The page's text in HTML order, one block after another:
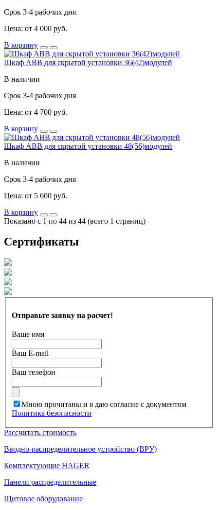
Срок 3-4 рабочих дня
Цена: от 4 000 руб.
В корзину
Шкаф АВВ для скрытой установки 36(42)модулей
В наличии
Срок 3-4 рабочих дня
Цена: от 4 700 руб.
В корзину
Шкаф АВВ для скрытой установки 48(56)модулей
В наличии
Срок 3-4 рабочих дня
Цена: от 5 600 руб.
В корзину
Показано с 1 по 44 из 44 (всего 1 страниц)
Сертификаты
Отправьте заявку на расчет!
Ваше имя
Ваш E-mail
Ваш телефон
Мною прочитаны и я даю согласие с документом
Политика безопасности
Рассчитать стоимость
Вводно-распределительное устройство (ВРУ)
Комплектующие HAGER
Панели распределительные
Щитовое оборудование